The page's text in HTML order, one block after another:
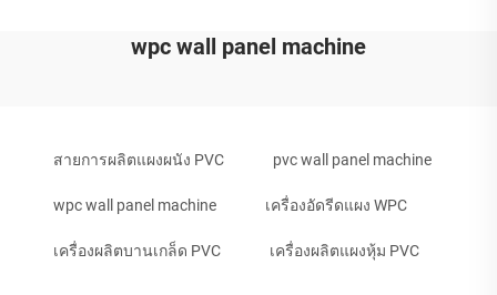
wpc wall panel machine
สายการผลิตแผงผนัง PVC pvc wall panel machine
wpc wall panel machine เครื่องอัดรีดแผง WPC
เครื่องผลิตบานเกล็ด PVC เครื่องผลิตแผงหุ้ม PVC